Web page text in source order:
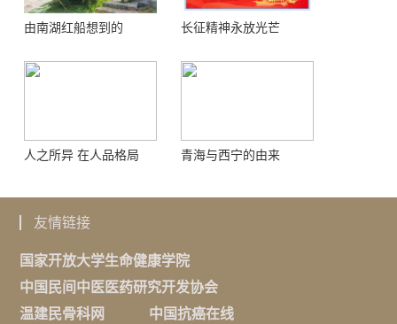
由南湖红船想到的 长征精神永放光芒
人之所异 在人品格局 青海与西宁的由来
友情链接
国家开放大学生命健康学院
中国民间中医医药研究开发协会
温建民骨科网
中国抗癌在线